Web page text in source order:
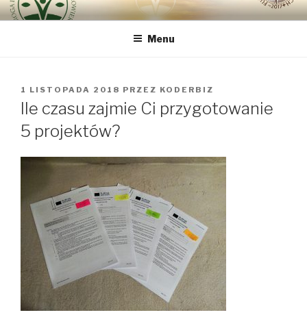
Przeskocz
do
DROGA INTEGRALNEJ
ODNOWY CZŁOWIEKA VIA
bo najważniejszy jest Człowiek
Menu
OPUBLIKOWANE
W
1 LISTOPADA 2018 PRZEZ KODERBIZ
Ile czasu zajmie Ci przygotowanie
5 projektów?